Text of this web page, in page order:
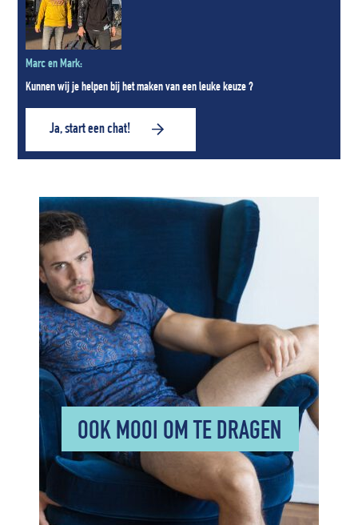
Marc en Mark:
Kunnen wij je helpen bij het maken van een leuke keuze ?
Ja, start een chat!
OOK MOOI OM TE DRAGEN